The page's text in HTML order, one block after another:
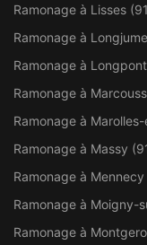
Ramonage à Lisses
Ramonage à
Ramonage à
Ramonage à
Ramonage à
Ramonage à Massy
Ramonage à
Ramonage à Moigny-
Ramonage à